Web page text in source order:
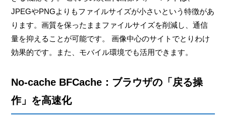
JPEGやPNGよりもファイルサイズが小さいという特徴があ
ります。画質を保ったままファイルサイズを削減し、通信
量を抑えることが可能です。 画像中心のサイトでとりわけ
効果的です。また、モバイル環境でも活用できます。
No-cache BFCache：ブラウザの「戻る操
作」を高速化